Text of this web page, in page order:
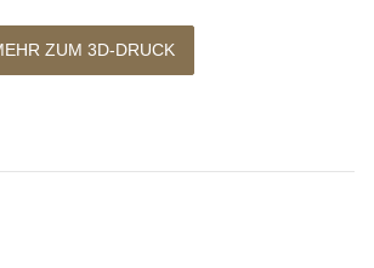
ZUM 3D-DRUCK